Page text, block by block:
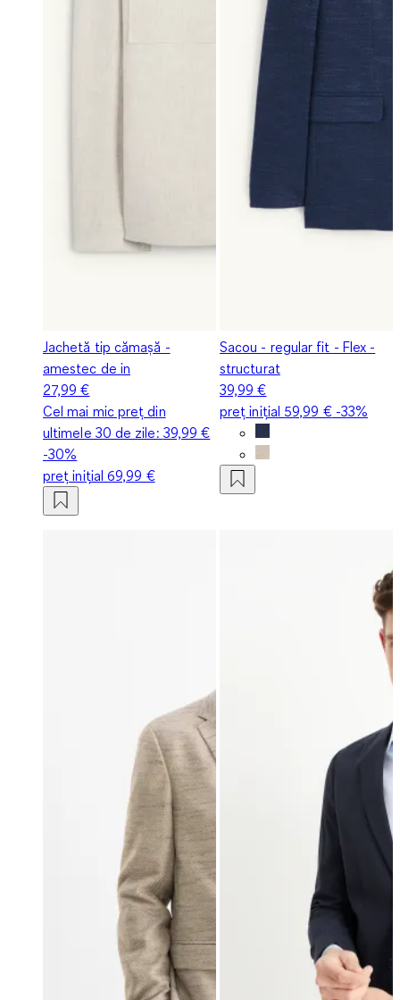
Jachetă tip cămașă -
amestec de in
27,99 €
Cel mai mic preț din
ultimele 30 de zile: 39,99 €
-30%
preț inițial69,99 €
Sacou - regular fit - Flex -
structurat
39,99 €
preț inițial 59,99 €-33%